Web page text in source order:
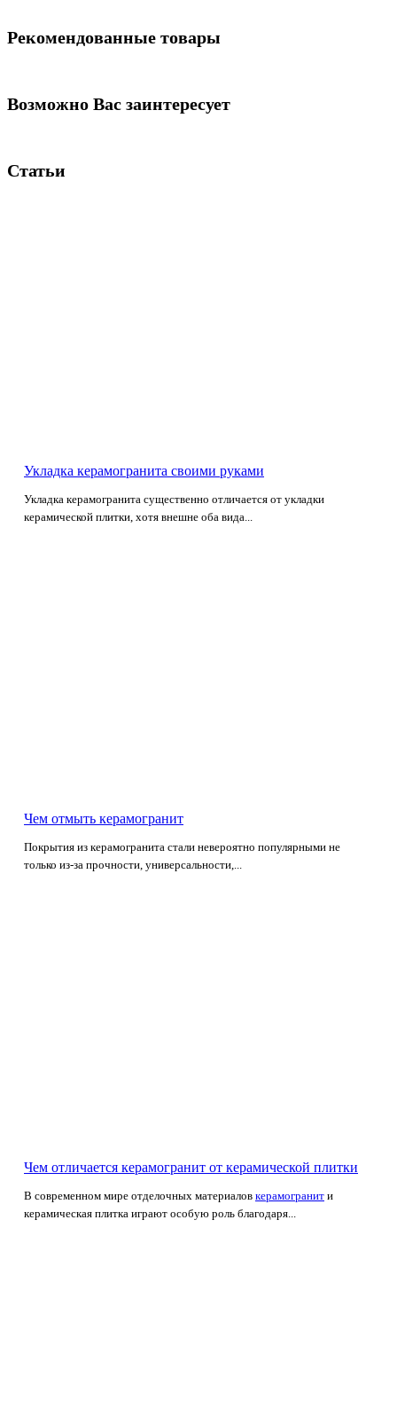
Рекомендованные товары
Возможно Вас заинтересует
Статьи
Укладка керамогранита своими руками
Укладка керамогранита существенно отличается от укладки
керамической плитки, хотя внешне оба вида...
Чем отмыть керамогранит
Покрытия из керамогранита стали невероятно популярными не
только из-за прочности, универсальности,...
Чем отличается керамогранит от керамической плитки
В современном мире отделочных материалов керамогранит и
керамическая плитка играют особую роль благодаря...